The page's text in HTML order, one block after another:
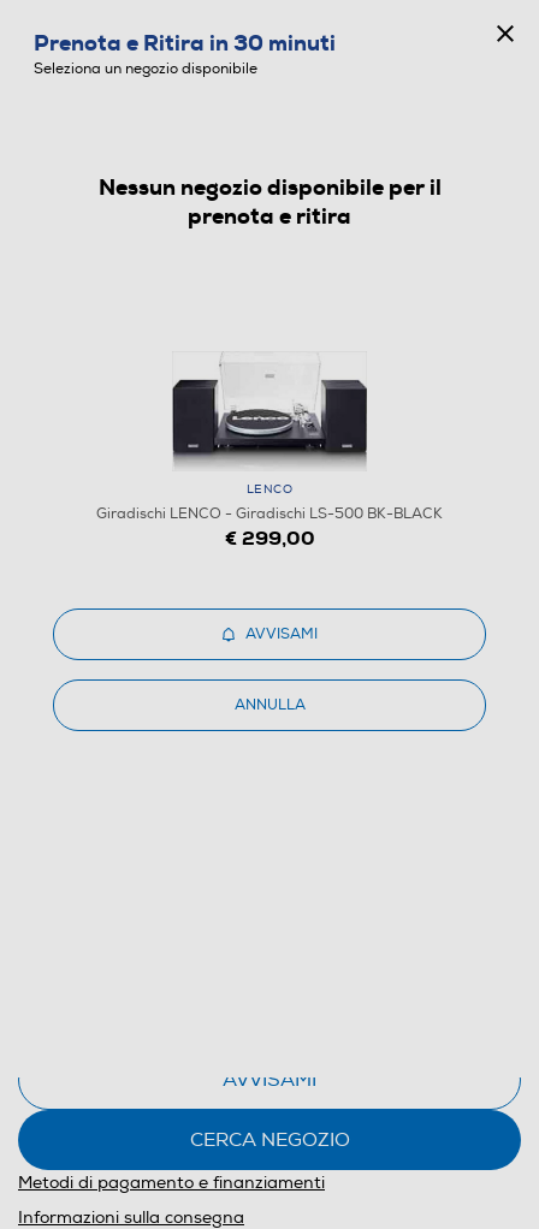
GIRADISCHI
/3
LENCO - Giradischi LS-500 BK-BLACK
AVVISAMI
CERCA NEGOZIO
Metodi di pagamento e finanziamenti
Informazioni sulla consegna
Prenota e Ritira in 30 minuti
Seleziona un negozio disponibile
Nessun negozio disponibile per il
prenota e ritira
LENCO
Giradischi LENCO - Giradischi LS-500 BK-BLACK
€ 299,00
AVVISAMI
ANNULLA